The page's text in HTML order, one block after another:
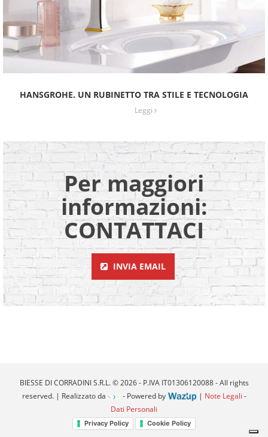
HANSGROHE. UN RUBINETTO TRA STILE E TECNOLOGIA
Leggi
Per maggiori
informazioni:
CONTATTACI
INVIA EMAIL
BIESSE DI CORRADINI S.R.L. © 2026 - P.IVA IT01306120088 - All rights
reserved. | Realizzato da
- Powered by | Note Legali -
Dati Personali
Privacy Policy Cookie Policy